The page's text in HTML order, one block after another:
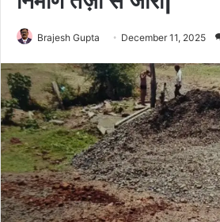
Brajesh Gupta December 11, 2025